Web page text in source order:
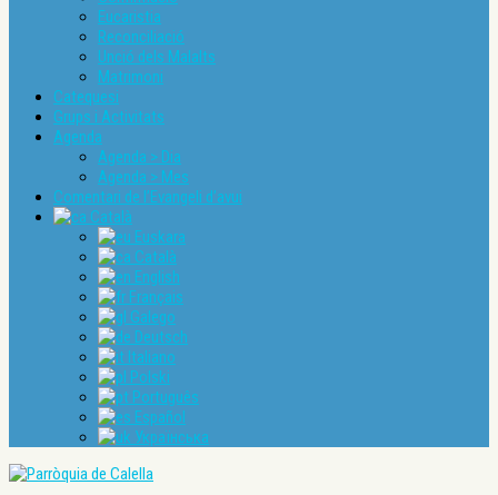
Eucaristia
Reconciliació
Unció dels Malalts
Matrimoni
Catequesi
Grups i Activitats
Agenda
Agenda > Dia
Agenda > Mes
Comentari de l’Evangeli d’avui
Català
Euskara
Català
English
Français
Galego
Deutsch
Italiano
Polski
Português
Español
Українська